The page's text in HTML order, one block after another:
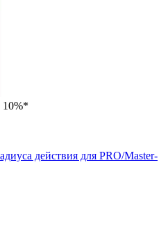
10%*
действия для PRO/Master-